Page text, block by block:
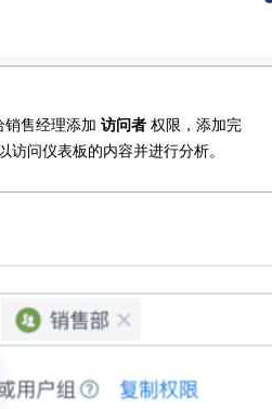
销售经理添加 访问者 权限，添加完
访问仪表板的内容并进行分析。